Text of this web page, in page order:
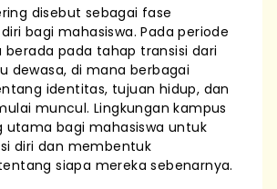
disebut sebagai fase
bagi mahasiswa. Pada periode
berada pada tahap transisi dari
dewasa, di mana berbagai
identitas, tujuan hidup, dan
muncul. Lingkungan kampus
utama bagi mahasiswa untuk
diri dan membentuk
siapa mereka sebenarnya.